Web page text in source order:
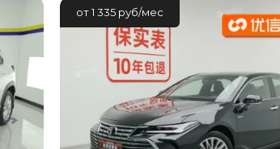
от 1 335 руб/мес